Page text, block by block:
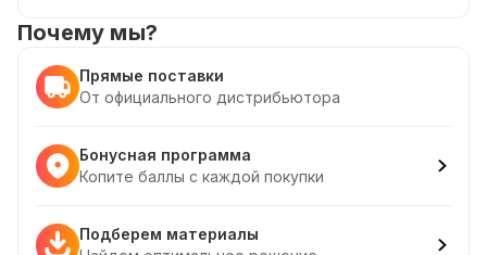
Почему мы?
Прямые поставки
От официального дистрибьютора
Бонусная программа
Копите баллы с каждой покупки
Подберем материалы